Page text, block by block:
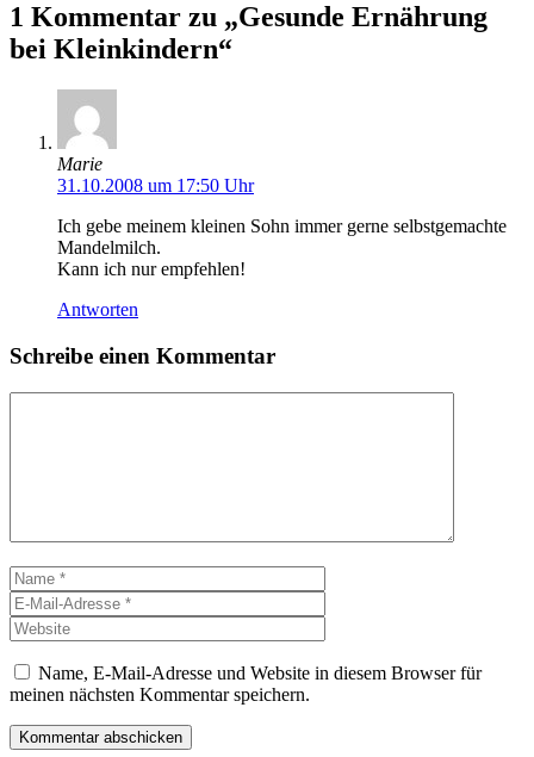
1 Kommentar zu „Gesunde Ernährung
bei Kleinkindern“
Marie
31.10.2008 um 17:50 Uhr
Ich gebe meinem kleinen Sohn immer gerne selbstgemachte
Mandelmilch.
Kann ich nur empfehlen!
Antworten
Schreibe einen Kommentar
Name
Mail-
Adresse
Name, E-Mail-Adresse und Website in diesem Browser für
meinen nächsten Kommentar speichern.